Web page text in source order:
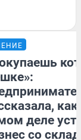
как
деле
со